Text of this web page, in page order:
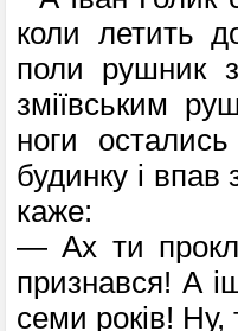
коли летить
поли рушник
зміївським
ноги
будинку і впав
каже:
— Ах ти
признався! А
семи років! Ну,